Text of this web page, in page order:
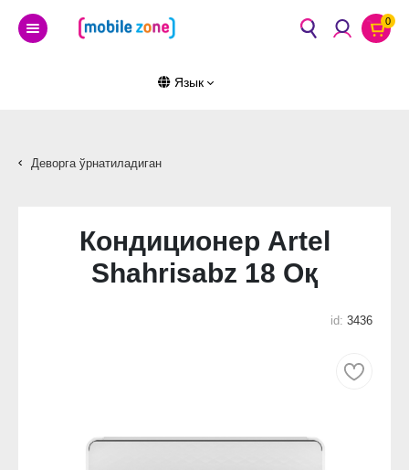
0
Язык
Деворга ўрнатиладиган
Кондиционер Artel
Shahrisabz 18 Оқ
id: 3436